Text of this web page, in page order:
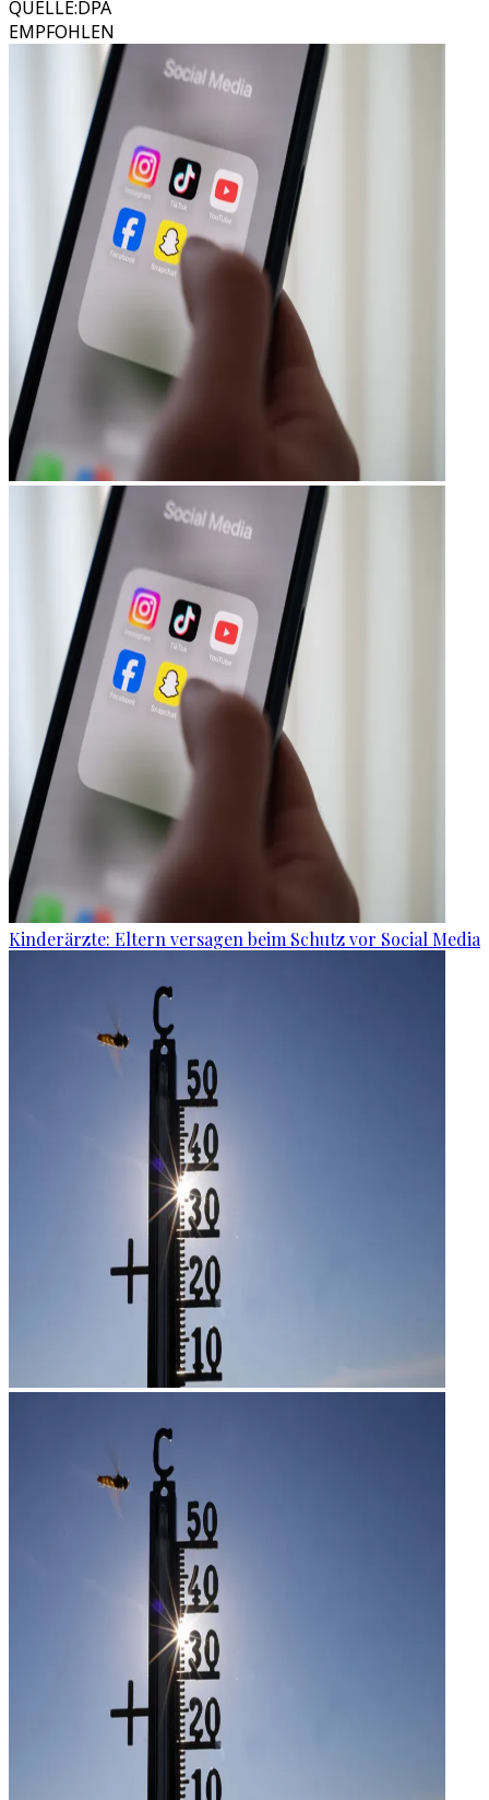
QUELLE:DPA
EMPFOHLEN
Kinderärzte: Eltern versagen beim Schutz vor Social Media